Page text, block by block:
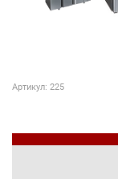
Артикул: 225